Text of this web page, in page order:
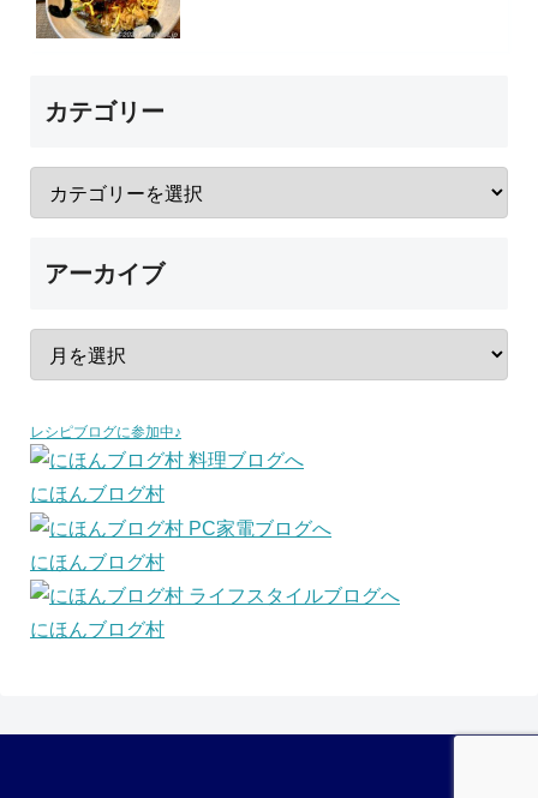
カテゴリー
アーカイブ
レシピブログに参加中♪
にほんブログ村
にほんブログ村
にほんブログ村